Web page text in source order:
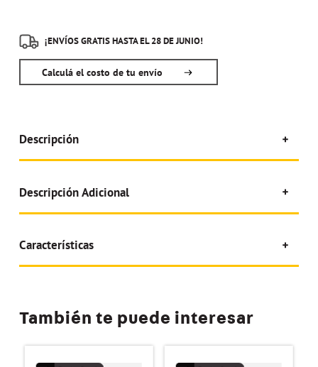
¡ENVÍOS GRATIS HASTA EL 28 DE JUNIO!
Calculá el costo de tu envío
Descripción
Descripción Adicional
Características
También te puede interesar